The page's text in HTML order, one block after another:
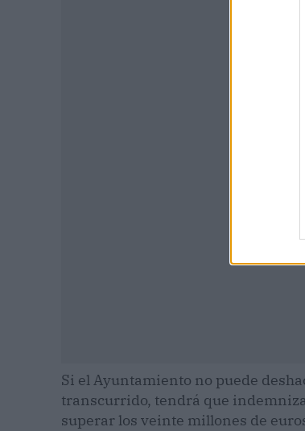
Si el Ayuntamiento no puede
transcurrido, tendrá que
superar los veinte millones de